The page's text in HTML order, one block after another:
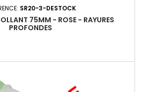
SR20-3-DESTOCK
75MM - ROSE - RAYURES
PROFONDES